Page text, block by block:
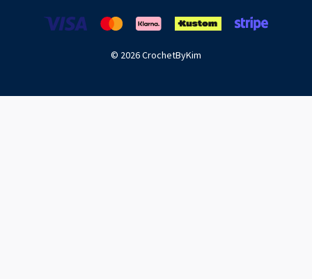
© 2026 CrochetByKim